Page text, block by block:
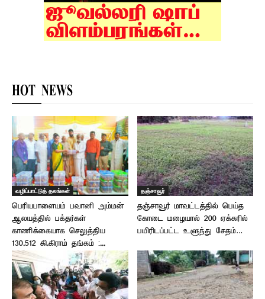
HOT NEWS
வழிப்பாட்டுத் தலங்கள்
பெரியபாளையம் பவானி அம்மன்
ஆலயத்தில் பக்தர்கள்
காணிக்கையாக செலுத்திய
130.512 கி.கிராம் தங்கம் :...
தஞ்சாவூர்
தஞ்சாவூர் மாவட்டத்தில் பெய்த
கோடை மழையால் 200 ஏக்கரில்
பயிரிடப்பட்ட உளுந்து சேதம்…